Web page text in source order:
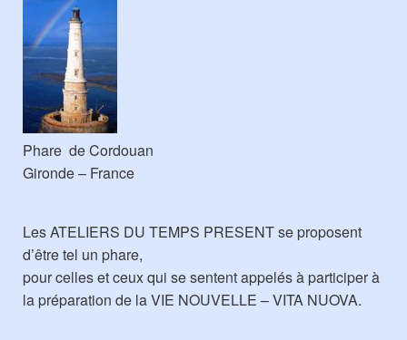
Phare de Cordouan
Gironde – France
Les ATELIERS DU TEMPS PRESENT se proposent
d’être tel un phare,
pour celles et ceux qui se sentent appelés à participer à
la préparation de la VIE NOUVELLE – VITA NUOVA.